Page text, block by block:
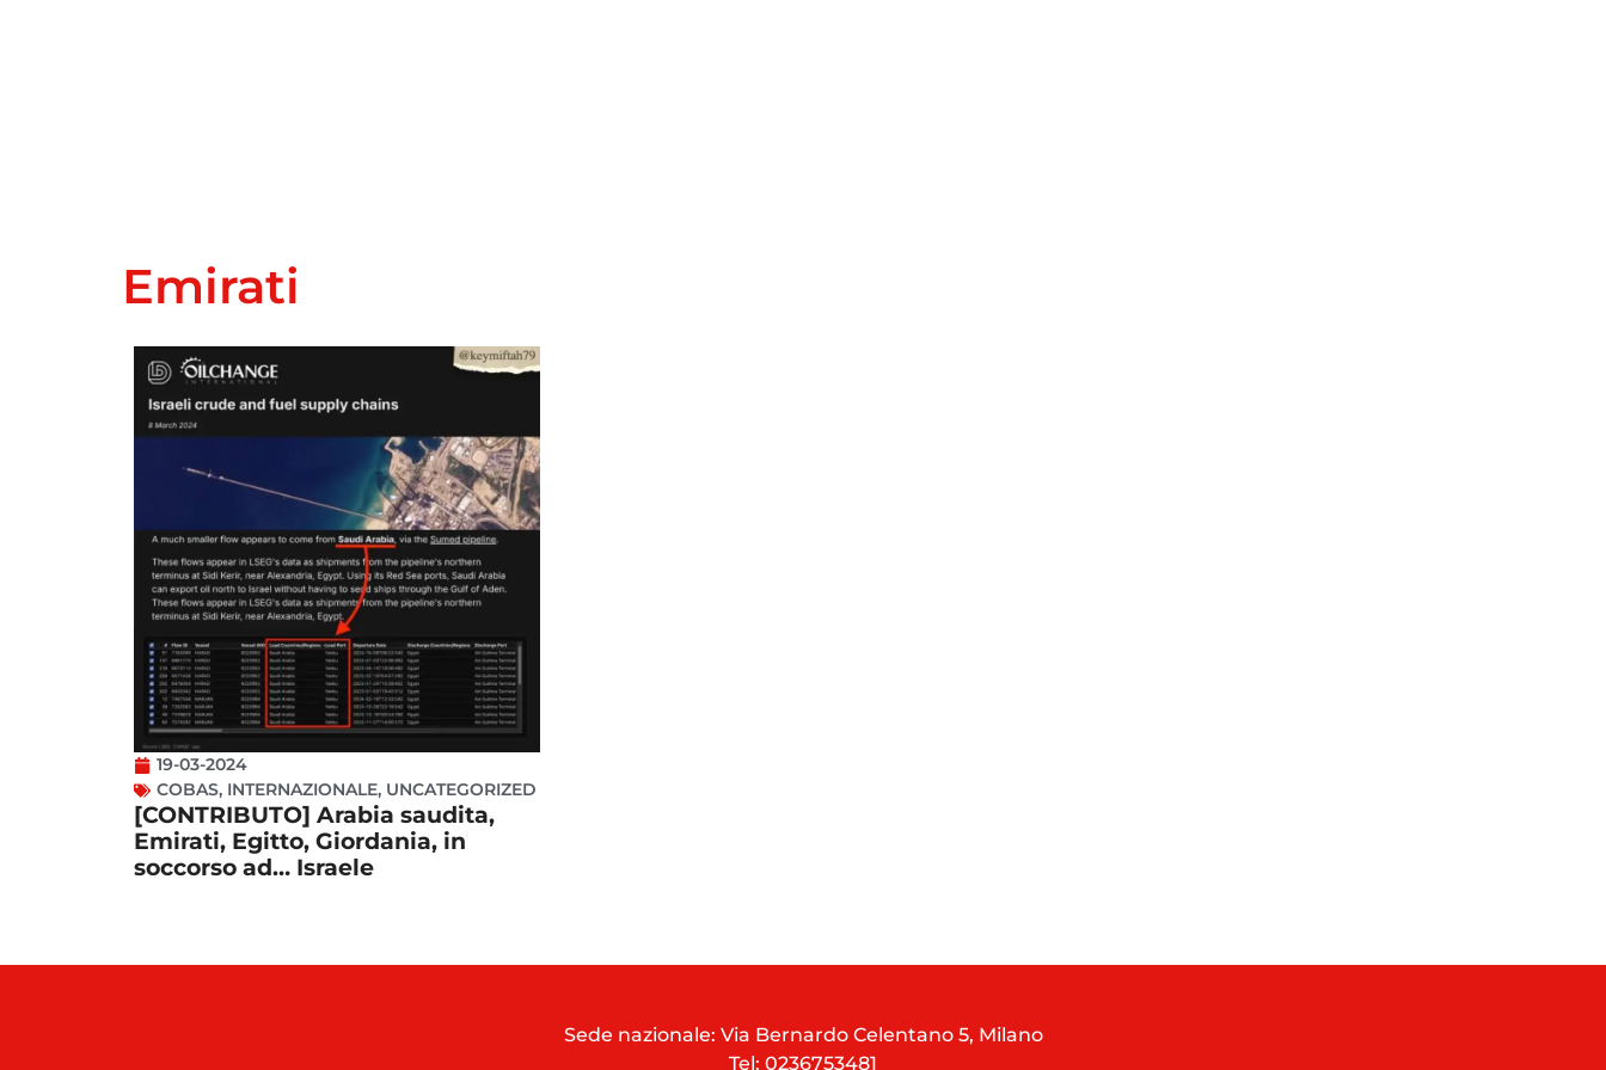
Emirati
19-03-2024
COBAS, INTERNAZIONALE, UNCATEGORIZED
[CONTRIBUTO] Arabia saudita,
Emirati, Egitto, Giordania, in
soccorso ad… Israele
Sede nazionale: Via Bernardo Celentano 5, Milano
Tel: 0236753481